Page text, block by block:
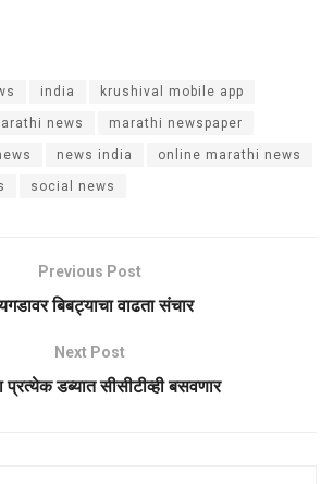
india krushival mobile app
news marathi newspaper
news india online marathi news
social news
Previous Post
बिबट्याचा वाढता संचार
Next Post
प्रत्येक डब्यात सीसीटीव्ही बसवणार